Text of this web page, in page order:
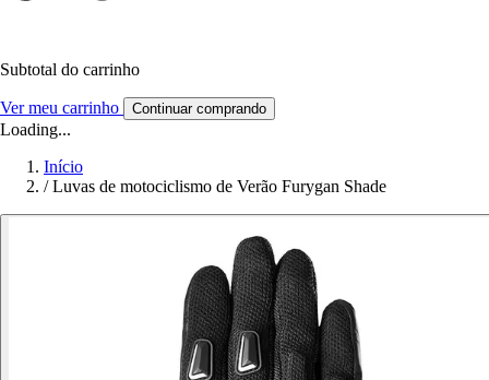
Subtotal do carrinho
Ver meu carrinho Continuar comprando
Loading...
Início
/ Luvas de motociclismo de Verão Furygan Shade